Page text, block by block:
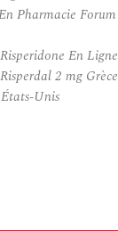
Pharmacie Forum
En Ligne
2 mg Grèce
Unis